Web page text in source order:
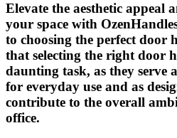
Elevate the aesthetic appeal
your space with
to choosing the perfect door
that selecting the right door
daunting task, as they serve
for everyday use and as
contribute to the overall
office.